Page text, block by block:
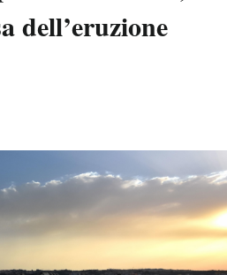
Storie/Idee
Mondiali calcio 2026
dell’eruzione